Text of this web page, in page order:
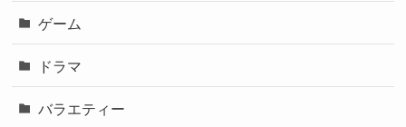
ゲーム
ドラマ
バラエティー